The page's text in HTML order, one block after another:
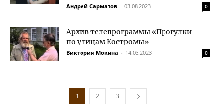
Андрей Сарматов - 03.08.2023 0
Архив телепрограммы «Прогулки
по улицам Костромы»
Виктория Мокина - 14.03.2023 0
1 2 3